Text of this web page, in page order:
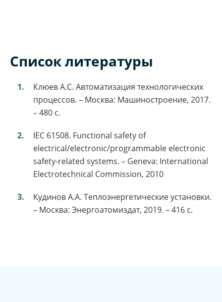
Список литературы
Клюев А.С. Автоматизация технологических
процессов. – Москва: Машиностроение, 2017.
– 480 с.
IEC 61508. Functional safety of
electrical/electronic/programmable electronic
safety-related systems. – Geneva: International
Electrotechnical Commission, 2010
Кудинов А.А. Теплоэнергетические установки.
– Москва: Энергоатомиздат, 2019. – 416 с.